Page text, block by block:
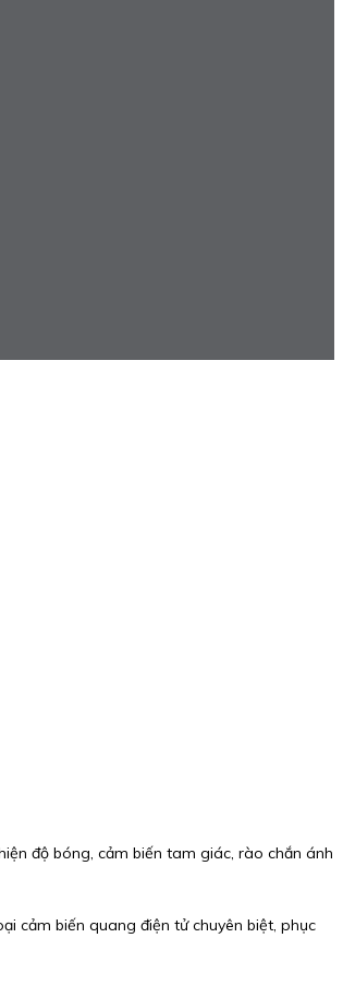
độ bóng, cảm biến tam giác, rào chắn ánh
cảm biến quang điện tử chuyên biệt, phục